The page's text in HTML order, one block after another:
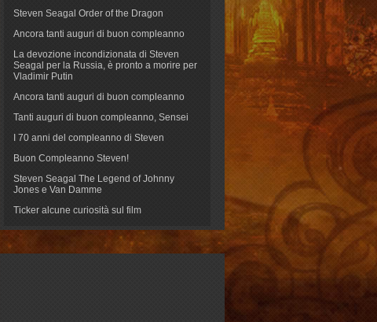
Steven Seagal Order of the Dragon
Ancora tanti auguri di buon compleanno
La devozione incondizionata di Steven
Seagal per la Russia, è pronto a morire per
Vladimir Putin
Ancora tanti auguri di buon compleanno
Tanti auguri di buon compleanno, Sensei
I 70 anni del compleanno di Steven
Buon Compleanno Steven!
Steven Seagal The Legend of Johnny
Jones e Van Damme
Ticker alcune curiosità sul film